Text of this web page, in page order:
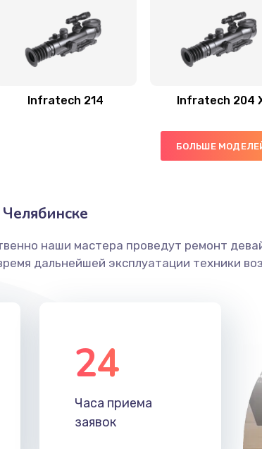
Infratech 214 Infratech 204
БОЛЬШЕ
наши мастера проведут ремонт
дальнейшей эксплуатации техники
24
Часа приема
заявок